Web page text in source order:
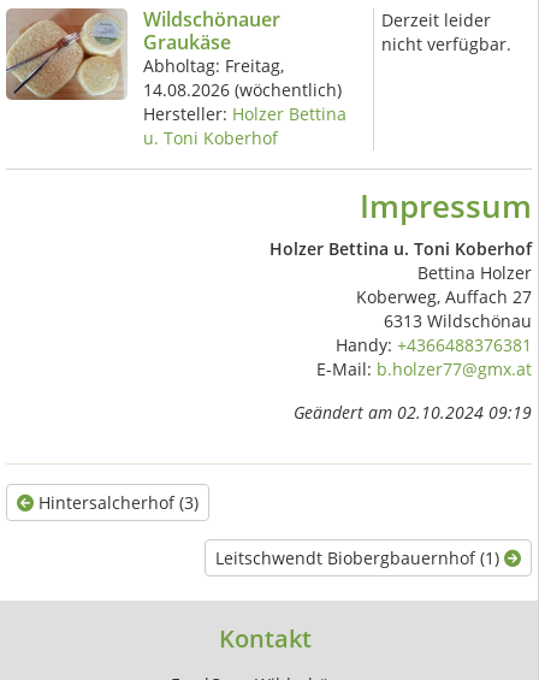
Wildschönauer
Graukäse
Abholtag: Freitag,
14.08.2026(wöchentlich)
Hersteller: Holzer Bettina
u. Toni Koberhof
Derzeit leider
nicht verfügbar.
Impressum
Holzer Bettina u. Toni Koberhof
Bettina Holzer
Koberweg, Auffach 27
6313 Wildschönau
Handy: +4366488376381
E-Mail: b.holzer77@gmx.at
Geändert am 02.10.2024 09:19
Hintersalcherhof (3)
Leitschwendt Biobergbauernhof (1)
Kontakt